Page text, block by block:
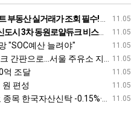
11.05
필수! 전입신고 하는법과 확정일자 받는법도
11.05
동원로얄듀크 비스타스퀘어’ 눈길
11.05
"SOC예산 늘려야"
11.05
…서울 주유소 지도 어떻게 바뀌나
11.05
억 조달
11.05
편성
11.05
신라섬유 -0.26%·한국토지신탁 -0.45% 순